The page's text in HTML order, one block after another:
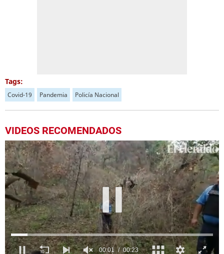
Tags:
Covid-19 Pandemia Policía Nacional
VIDEOS RECOMENDADOS